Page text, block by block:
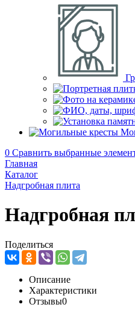
0 Сравнить выбранные
Главная
Каталог
Надгробная плита
Надгробная
Поделиться
Описание
Характеристики
Отзывы0